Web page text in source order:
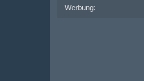
Werbung: